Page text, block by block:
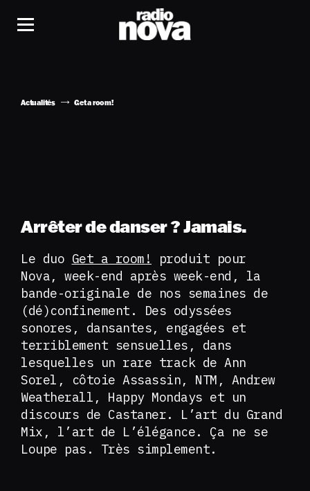
Actualités Get a room!
Arrêter de danser ? Jamais.
Le duo Get a room!
produit pour
Nova, week-end après week-end, la
bande-originale de nos semaines de
(dé)confinement. Des odyssées
sonores, dansantes, engagées et
terriblement sensuelles, dans
lesquelles un rare track de Ann
Sorel, côtoie Assassin, NTM, Andrew
Weatherall, Happy Mondays et un
discours de Castaner. L’art du Grand
Mix, l’art de L’élégance. Ça ne se
Loupe pas. Très simplement.